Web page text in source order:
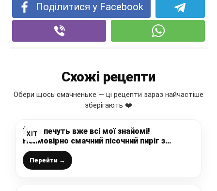
Поділитися у Facebook
Схожі рецепти
Обери щось смачненьке — ці рецепти зараз найчастіше
зберігають ❤️
ХІТ
Його печуть вже всі мої знайомі!
Неймовірно смачний пісочний пиріг з
ароматною ягідною начинкою та
повітряним безе
Перейти →